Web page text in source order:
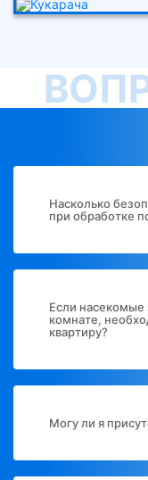
Насколько
при обработке
Если насекомые
комнате,
квартиру?
Могу ли я